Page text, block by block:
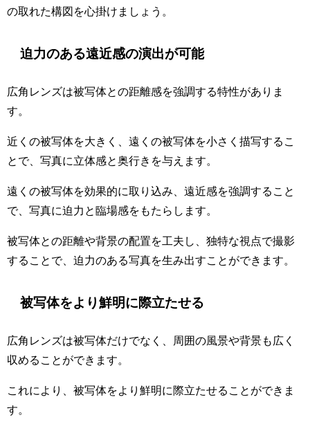
の取れた構図を心掛けましょう。
迫力のある遠近感の演出が可能
広角レンズは被写体との距離感を強調する特性がありま
す。
近くの被写体を大きく、遠くの被写体を小さく描写するこ
とで、写真に立体感と奥行きを与えます。
遠くの被写体を効果的に取り込み、遠近感を強調すること
で、写真に迫力と臨場感をもたらします。
被写体との距離や背景の配置を工夫し、独特な視点で撮影
することで、迫力のある写真を生み出すことができます。
被写体をより鮮明に際立たせる
広角レンズは被写体だけでなく、周囲の風景や背景も広く
収めることができます。
これにより、被写体をより鮮明に際立たせることができま
す。